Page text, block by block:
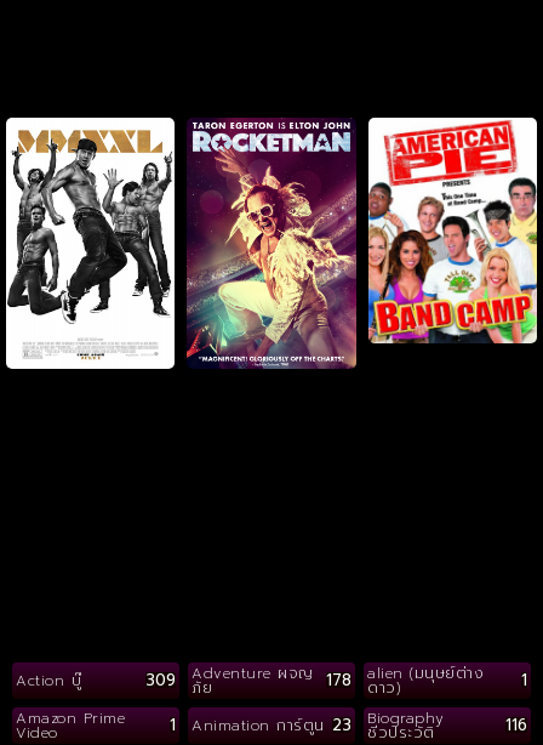
Action บู๊ 309 Adventure ผจญ
ภัย 178 alien (มนุษย์ต่าง
ดาว) 1
Amazon Prime
Video 1 Animation การ์ตูน 23 Biography
ชีวประวัติ 116